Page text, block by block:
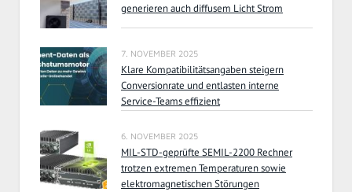
generieren auch diffusem Licht Strom
7. NOVEMBER 2025
Klare Kompatibilitätsangaben steigern
Conversionrate und entlasten interne
Service-Teams effizient
6. NOVEMBER 2025
MIL-STD-geprüfte SEMIL-2200 Rechner
trotzen extremen Temperaturen sowie
elektromagnetischen Störungen